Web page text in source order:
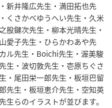
新井隆広先生・満田拓也先
くさかべゆうへい先生・久米
股鍵次先生・柳本光晴先生・
愛子先生・ひらかわあや先
ル先生・Boichi先生・渥美駿
生・波切敦先生・壱原ちぐさ
・尾田栄一郎先生・板垣巴留
先生・板垣恵介先生・空知英
らのイラストが並びます。